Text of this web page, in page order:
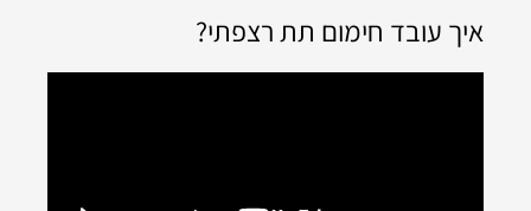
איך עובד חימום תת רצפתי?